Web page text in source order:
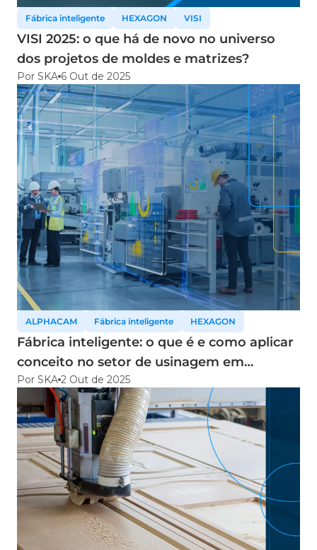
Fábrica inteligente HEXAGON VISI
VISI 2025: o que há de novo no universo
dos projetos de moldes e matrizes?
Por SKA 6 Out de 2025
ALPHACAM Fábrica inteligente HEXAGON
Fábrica inteligente: o que é e como aplicar
conceito no setor de usinagem em
madeira
Por SKA 2 Out de 2025